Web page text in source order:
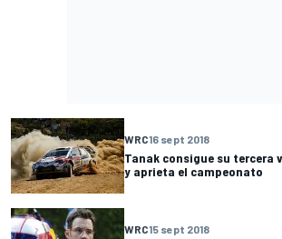
WRC16 sept 2018
Tanak consigue su tercera
y aprieta el campeonato
WRC15 sept 2018